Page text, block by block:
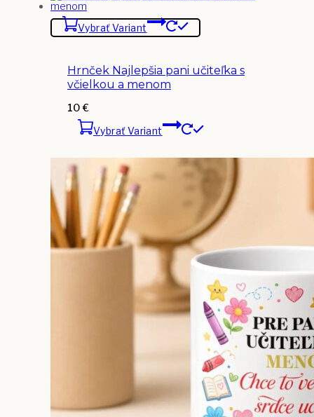
Vybrať Variant
Hrnček Najlepšia pani učiteľka s
včielkou a menom
10€
Vybrať Variant